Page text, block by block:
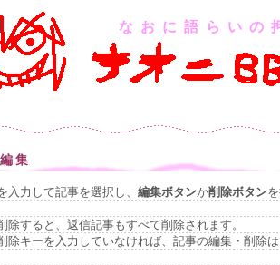
なおに語らいの
集
入力して記事を選択し、 編集ボタンか削除ボタン
除すると、返信記事もすべて削除されます。
除キーを入力していなければ、記事の編集・削除